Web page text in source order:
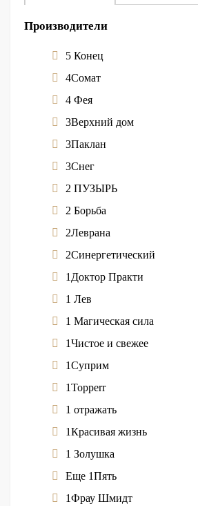
Биоразлагаемый
Особенности
Производители
5 Конец
4Сомат
4 Фея
3Верхний дом
3Паклан
3Снег
2 ПУЗЫРЬ
2 Борьба
2Леврана
2Синергетический
1Доктор Практи
1 Лев
1 Магическая сила
1Чистое и свежее
1Суприм
1Topperr
1 отражать
1Красивая жизнь
1 Золушка
Еще 1Пять
1Фрау Шмидт